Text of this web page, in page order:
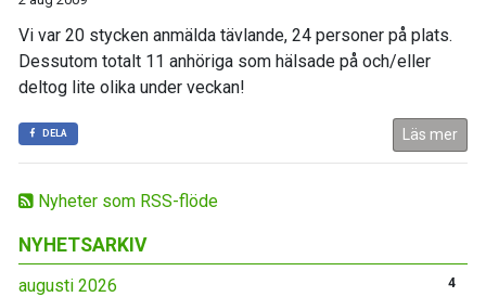
Nyheter som RSS-flöde
NYHETSARKIV
augusti 2026 4
Vi var 20 stycken anmälda tävlande, 24 personer på plats.
Dessutom totalt 11 anhöriga som hälsade på och/eller
deltog lite olika under veckan!
DELA Läs mer